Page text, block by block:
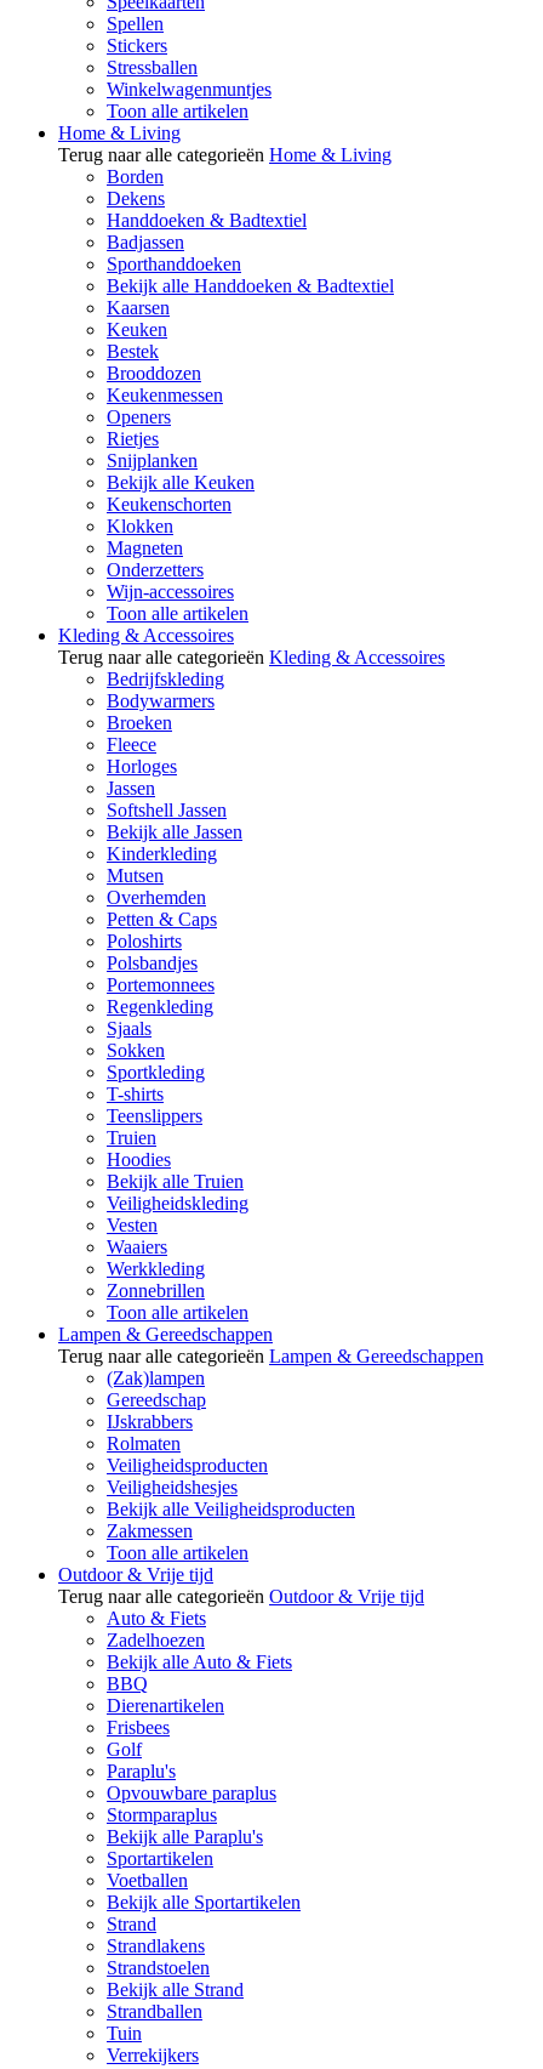
Spellen
Stickers
Stressballen
Winkelwagenmuntjes
Toon alle artikelen
Home & Living
Terug naar alle categorieën Home & Living
Borden
Dekens
Handdoeken & Badtextiel
Badjassen
Sporthanddoeken
Bekijk alle Handdoeken & Badtextiel
Kaarsen
Keuken
Bestek
Brooddozen
Keukenmessen
Openers
Rietjes
Snijplanken
Bekijk alle Keuken
Keukenschorten
Klokken
Magneten
Onderzetters
Wijn-accessoires
Toon alle artikelen
Kleding & Accessoires
Terug naar alle categorieën Kleding & Accessoires
Bedrijfskleding
Bodywarmers
Broeken
Fleece
Horloges
Jassen
Softshell Jassen
Bekijk alle Jassen
Kinderkleding
Mutsen
Overhemden
Petten & Caps
Poloshirts
Polsbandjes
Portemonnees
Regenkleding
Sjaals
Sokken
Sportkleding
T-shirts
Teenslippers
Truien
Hoodies
Bekijk alle Truien
Veiligheidskleding
Vesten
Waaiers
Werkkleding
Zonnebrillen
Toon alle artikelen
Lampen & Gereedschappen
Terug naar alle categorieën Lampen & Gereedschappen
(Zak)lampen
Gereedschap
IJskrabbers
Rolmaten
Veiligheidsproducten
Veiligheidshesjes
Bekijk alle Veiligheidsproducten
Zakmessen
Toon alle artikelen
Outdoor & Vrije tijd
Terug naar alle categorieën Outdoor & Vrije tijd
Auto & Fiets
Zadelhoezen
Bekijk alle Auto & Fiets
BBQ
Dierenartikelen
Frisbees
Golf
Paraplu's
Opvouwbare paraplus
Stormparaplus
Bekijk alle Paraplu's
Sportartikelen
Voetballen
Bekijk alle Sportartikelen
Strand
Strandlakens
Strandstoelen
Bekijk alle Strand
Strandballen
Tuin
Verrekijkers